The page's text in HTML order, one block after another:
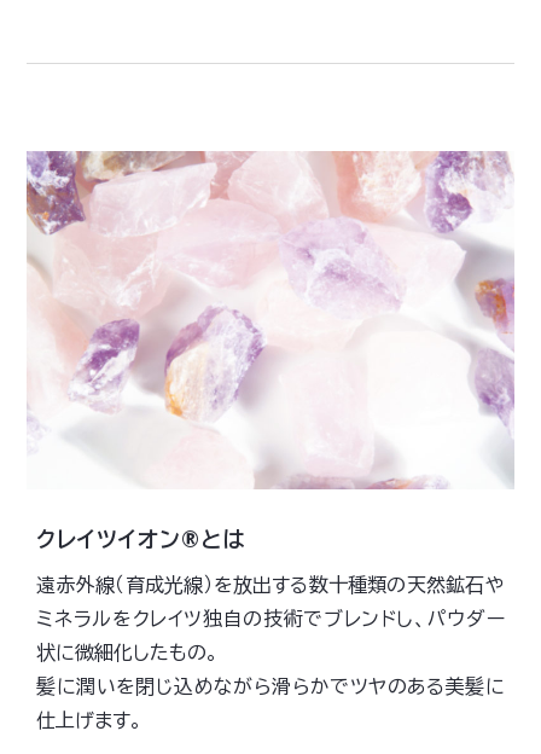
クレイツイオン®とは
遠赤外線（育成光線）を放出する数十種類の天然鉱石や
ミネラルをクレイツ独自の技術でブレンドし、パウダー
状に微細化したもの。
髪に潤いを閉じ込めながら滑らかでツヤのある美髪に
仕上げます。